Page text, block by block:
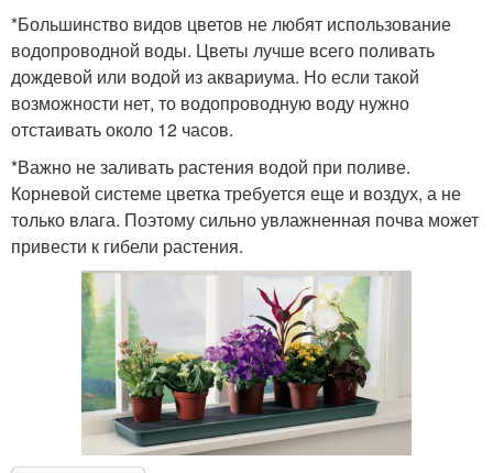
*Большинство видов цветов не любят использование
водопроводной воды. Цветы лучше всего поливать
дождевой или водой из аквариума. Но если такой
возможности нет, то водопроводную воду нужно
отстаивать около 12 часов.
*Важно не заливать растения водой при поливе.
Корневой системе цветка требуется еще и воздух, а не
только влага. Поэтому сильно увлажненная почва может
привести к гибели растения.